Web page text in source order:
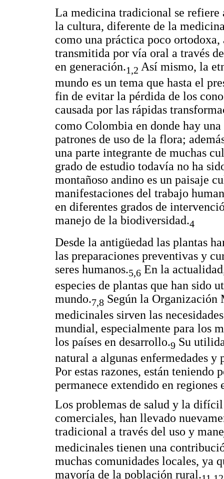
La medicina tradicional se refiere
la cultura, diferente de la
como una práctica poco
transmitida por vía oral a través
en generación.1,2 Así mismo, la
mundo es un tema que hasta el
fin de evitar la pérdida de los
causada por las rápidas
como Colombia en donde hay
patrones de uso de la flora;
una parte integrante de muchas
grado de estudio todavía no ha
montañoso andino es un paisaje
manifestaciones del trabajo
en diferentes grados de
manejo de la biodiversidad.4
Desde la antigüedad las plantas
las preparaciones preventivas y
seres humanos.5,6 En la
especies de plantas que han sido
mundo.7,8 Según la Organización
medicinales sirven las
mundial, especialmente para los
los países en desarrollo.9 Su
natural a algunas enfermedades
Por estas razones, están teniendo
permanece extendido en regiones
Los problemas de salud y la
comerciales, han llevado
tradicional a través del uso y
medicinales tienen una
muchas comunidades locales, ya
mayoría de la población rural.